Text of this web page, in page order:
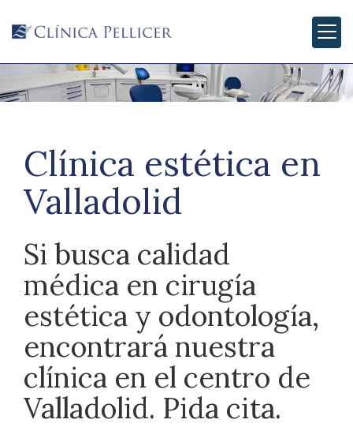
Clínica estética en
Valladolid
Si busca calidad
médica en cirugía
estética y odontología,
encontrará nuestra
clínica en el centro de
Valladolid. Pida cita.